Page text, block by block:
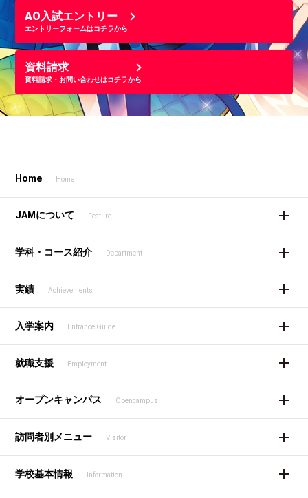
AO入試エントリー
エントリーフォームはコチラから
資料請求
資料請求・お問い合わせはコチラから
Home Home
JAMについて Feature
学科・コース紹介 Department
実績 Achievements
入学案内 Entrance Guide
就職支援 Employment
オープンキャンパス Opencampus
訪問者別メニュー Visitor
学校基本情報 Information